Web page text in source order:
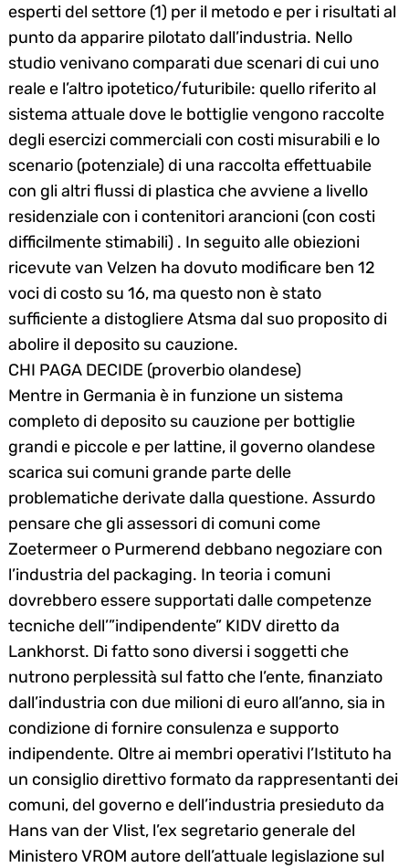
esperti del settore (1) per il metodo e per i risultati al
punto da apparire pilotato dall’industria. Nello
studio venivano comparati due scenari di cui uno
reale e l’altro ipotetico/futuribile: quello riferito al
sistema attuale dove le bottiglie vengono raccolte
degli esercizi commerciali con costi misurabili e lo
scenario (potenziale) di una raccolta effettuabile
con gli altri flussi di plastica che avviene a livello
residenziale con i contenitori arancioni (con costi
difficilmente stimabili) . In seguito alle obiezioni
ricevute van Velzen ha dovuto modificare ben 12
voci di costo su 16, ma questo non è stato
sufficiente a distogliere Atsma dal suo proposito di
abolire il deposito su cauzione.
CHI PAGA DECIDE (proverbio olandese)
Mentre in Germania è in funzione un sistema
completo di deposito su cauzione per bottiglie
grandi e piccole e per lattine, il governo olandese
scarica sui comuni grande parte delle
problematiche derivate dalla questione. Assurdo
pensare che gli assessori di comuni come
Zoetermeer o Purmerend debbano negoziare con
l’industria del packaging. In teoria i comuni
dovrebbero essere supportati dalle competenze
tecniche dell’”indipendente” KIDV diretto da
Lankhorst. Di fatto sono diversi i soggetti che
nutrono perplessità sul fatto che l’ente, finanziato
dall’industria con due milioni di euro all’anno, sia in
condizione di fornire consulenza e supporto
indipendente. Oltre ai membri operativi l’Istituto ha
un consiglio direttivo formato da rappresentanti dei
comuni, del governo e dell’industria presieduto da
Hans van der Vlist, l’ex segretario generale del
Ministero VROM autore dell’attuale legislazione sul